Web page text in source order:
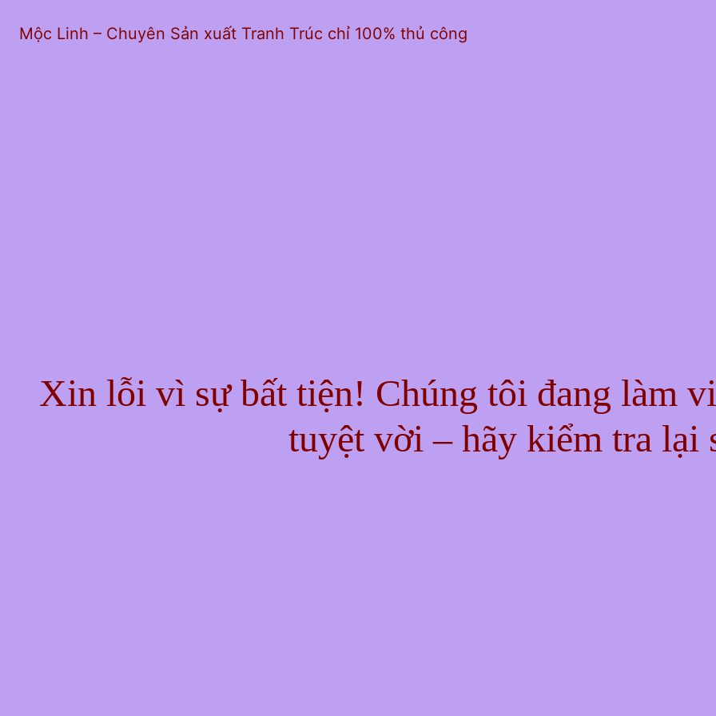
Mộc Linh – Chuyên Sản xuất Tranh Trúc chỉ 100% thủ công
Xin lỗi vì sự bất tiện! Chúng tôi đang làm
tuyệt vời – hãy kiểm tra lại